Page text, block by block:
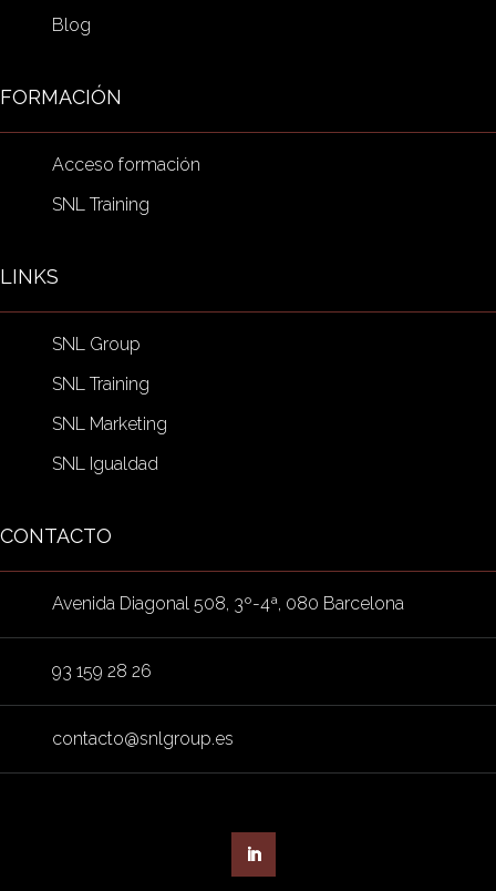
Blog
FORMACIÓN
Acceso formación
SNL Training
LINKS
SNL Group
SNL Training
SNL Marketing
SNL Igualdad
CONTACTO
Avenida Diagonal 508, 3º-4ª, 080 Barcelona
93 159 28 26
contacto@snlgroup.es